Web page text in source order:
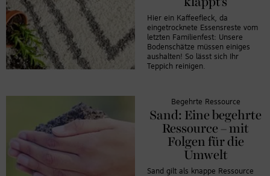
Hier ein Kaffeefleck, da
eingetrocknete Essensreste vom
letzten Familienfest: Unsere
Bodenschätze müssen einiges
aushalten! So lässt sich Ihr
Teppich reinigen.
Begehrte Ressource
Sand: Eine begehrte
Ressource – mit
Folgen für die
Umwelt
Sand gilt als knappe Ressource